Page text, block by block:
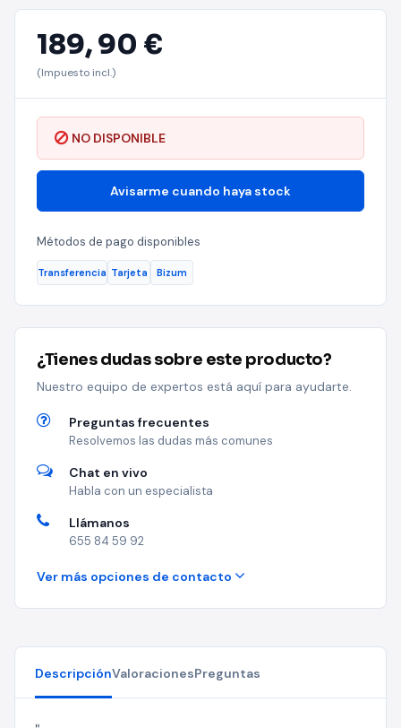
189,90 €
(Impuesto incl.)
NO DISPONIBLE
Avisarme cuando haya stock
Métodos de pago disponibles
Transferencia Tarjeta Bizum
¿Tienes dudas sobre este producto?
Nuestro equipo de expertos está aquí para ayudarte.
Preguntas frecuentes
Resolvemos las dudas más comunes
Chat en vivo
Habla con un especialista
Llámanos
655 84 59 92
Ver más opciones de contacto
DescripciónValoracionesPreguntas